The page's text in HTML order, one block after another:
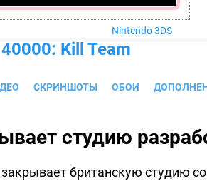
Nintendo 3DS
Kill Team
СКРИНШОТЫ ОБОИ
студию
британскую студию